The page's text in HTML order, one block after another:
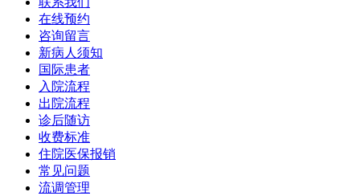
在线预约
咨询留言
新病人须知
国际患者
入院流程
出院流程
诊后随访
收费标准
住院医保报销
常见问题
流调管理